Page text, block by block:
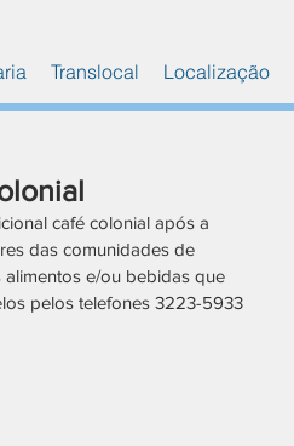
Translocal Localização
café colonial após a
das comunidades de
e/ou bebidas que
pelos telefones 3223-5933